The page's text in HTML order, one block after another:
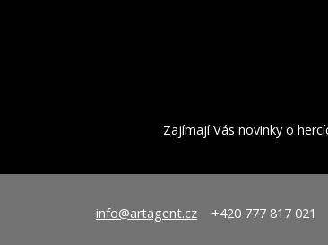
Zajímají Vás novinky o
info@artagent.cz +420 777 817 021